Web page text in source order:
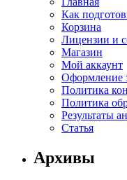
Как
Корзина
Лицензии и
Магазин
Мой аккаунт
Оформление
Политика
Политика
Результаты
Статья
Архивы